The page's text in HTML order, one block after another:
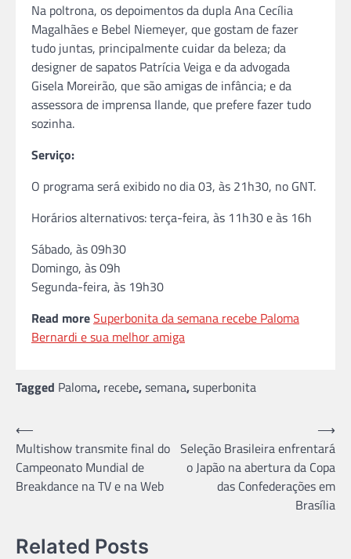
Na poltrona, os depoimentos da dupla Ana Cecília
Magalhães e Bebel Niemeyer, que gostam de fazer
tudo juntas, principalmente cuidar da beleza; da
designer de sapatos Patrícia Veiga e da advogada
Gisela Moreirão, que são amigas de infância; e da
assessora de imprensa Ilande, que prefere fazer tudo
sozinha.
Serviço:
O programa será exibido no dia 03, às 21h30, no GNT.
Horários alternativos: terça-feira, às 11h30 e às 16h
Sábado, às 09h30
Domingo, às 09h
Segunda-feira, às 19h30
Read moreSuperbonita da semana recebe Paloma
Bernardi e sua melhor amiga
Tagged Paloma, recebe,semana,superbonita
Navegação
de
Post
⟵
Multishow transmite final do
Campeonato Mundial de
Breakdance na TV e na Web
Seleção Brasileira enfrentará
o Japão na abertura da Copa
das Confederações em
Brasília
⟶
Related Posts